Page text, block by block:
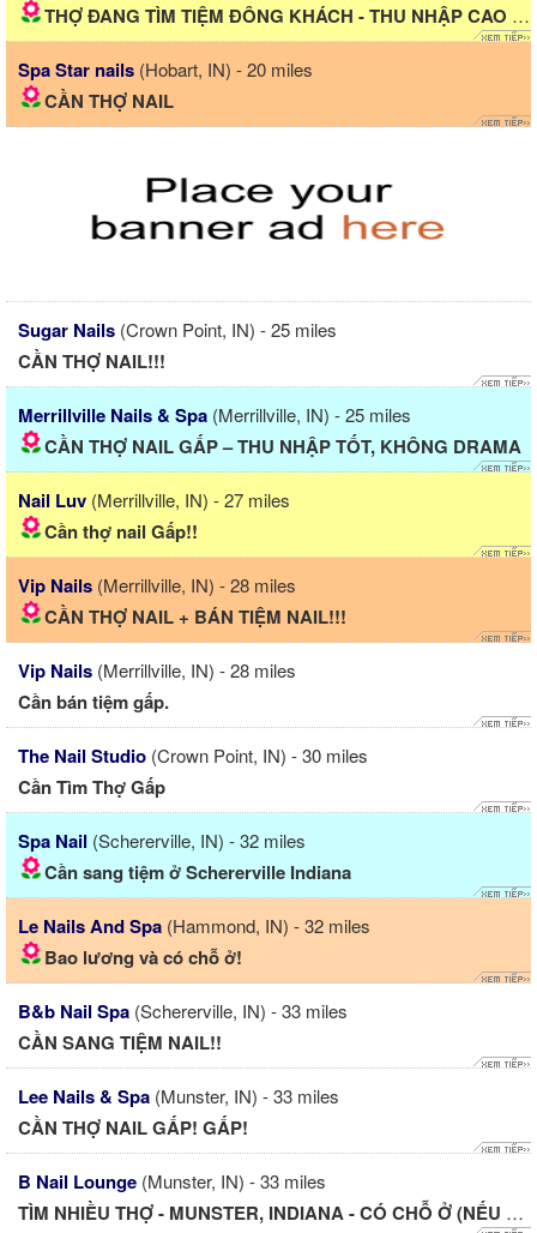
THỢ ĐANG TÌM TIỆM ĐÔNG KHÁCH - THU NHẬP CAO 2500$/weeks...
Spa Star nails (Hobart, IN) - 20 miles
CẦN THỢ NAIL
Sugar Nails (Crown Point, IN) - 25 miles
CẦN THỢ NAIL!!!
Merrillville Nails & Spa (Merrillville, IN) - 25 miles
CẦN THỢ NAIL GẤP – THU NHẬP TỐT, KHÔNG DRAMA
Nail Luv (Merrillville, IN) - 27 miles
Cần thợ nail Gấp!!
Vip Nails (Merrillville, IN) - 28 miles
CẦN THỢ NAIL + BÁN TIỆM NAIL!!!
Vip Nails (Merrillville, IN) - 28 miles
Cần bán tiệm gấp.
The Nail Studio (Crown Point, IN) - 30 miles
Cần Tìm Thợ Gấp
Spa Nail (Schererville, IN) - 32 miles
Cần sang tiệm ở Schererville Indiana
Le Nails And Spa (Hammond, IN) - 32 miles
Bao lương và có chỗ ở!
B&b Nail Spa (Schererville, IN) - 33 miles
CẦN SANG TIỆM NAIL!!
Lee Nails & Spa (Munster, IN) - 33 miles
CẦN THỢ NAIL GẤP! GẤP!
B Nail Lounge (Munster, IN) - 33 miles
TÌM NHIỀU THỢ - MUNSTER, INDIANA - CÓ CHỖ Ở (NẾU CẦN)